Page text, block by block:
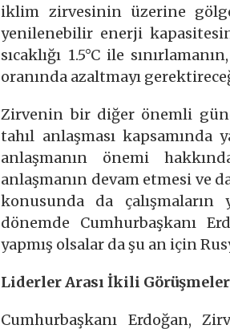
iklim zirvesinin üzerine
yenilenebilir enerji
sıcaklığı 1.5°C ile
oranında azaltmayı
Zirvenin bir diğer önemli
tahıl anlaşması kapsamında
anlaşmanın önemi
anlaşmanın devam etmesi ve
konusunda da çalışmaların
dönemde Cumhurbaşkanı
yapmış olsalar da şu an için
Liderler Arası İkili
Cumhurbaşkanı Erdoğan,